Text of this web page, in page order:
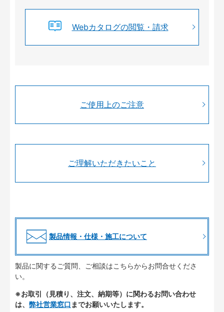
Webカタログの閲覧・請求
ご使用上のご注意
ご理解いただきたいこと
製品情報・仕様・施工について
製品に関するご質問、ご相談はこちらからお問合せくださ
い。
※お取引（見積り、注文、納期等）に関わるお問い合わせ
は、 弊社営業窓口 までお願いいたします。